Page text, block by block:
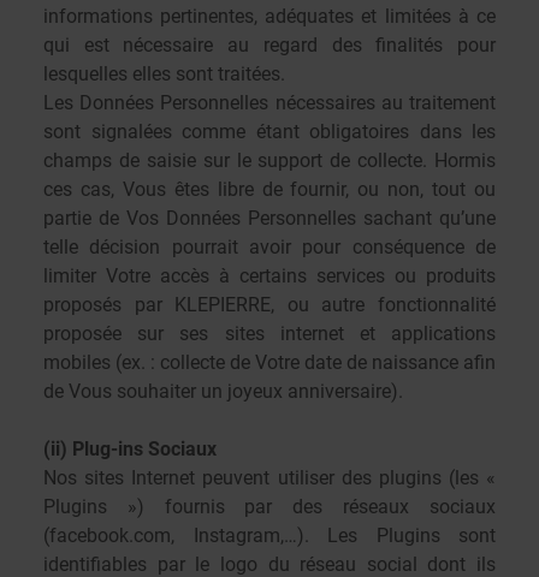
informations pertinentes, adéquates et limitées à ce
qui est nécessaire au regard des finalités pour
lesquelles elles sont traitées.
Les Données Personnelles nécessaires au traitement
sont signalées comme étant obligatoires dans les
champs de saisie sur le support de collecte. Hormis
ces cas, Vous êtes libre de fournir, ou non, tout ou
partie de Vos Données Personnelles sachant qu’une
telle décision pourrait avoir pour conséquence de
limiter Votre accès à certains services ou produits
proposés par KLEPIERRE, ou autre fonctionnalité
proposée sur ses sites internet et applications
mobiles (ex. : collecte de Votre date de naissance afin
de Vous souhaiter un joyeux anniversaire).
(ii) Plug-ins Sociaux
Nos sites Internet peuvent utiliser des plugins (les «
Plugins ») fournis par des réseaux sociaux
(facebook.com, Instagram,…). Les Plugins sont
identifiables par le logo du réseau social dont ils